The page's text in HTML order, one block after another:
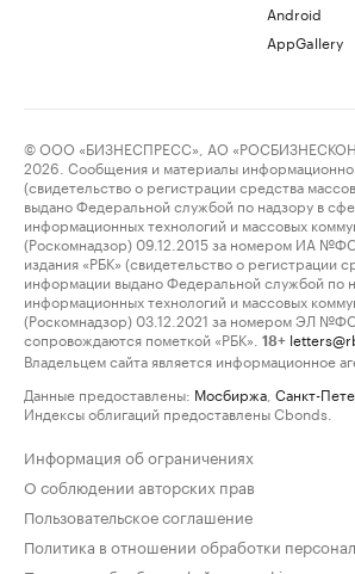
Android
AppGallery
© ООО «БИЗНЕСПРЕСС», АО
2026. Сообщения и материалы
(свидетельство о регистрации средства
выдано Федеральной службой по надзору в
информационных технологий и массовых
(Роскомнадзор) 09.12.2015 за номером ИА
издания «РБК» (свидетельство о регистрации
информации выдано Федеральной службой по
информационных технологий и массовых
(Роскомнадзор) 03.12.2021 за номером ЭЛ
сопровождаются пометкой «РБК».
18+
Владельцем сайта является информационное
Данные предоставлены: Мосбиржа Санкт-
Индексы облигаций предоставлены Cbonds.
Информация об ограничениях
О соблюдении авторских прав
Пользовательское соглашение
Политика в отношении обработки